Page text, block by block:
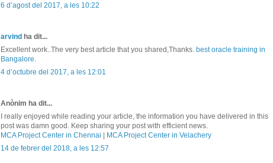
6 d’agost del 2017, a les 10:22
arvind ha dit...
Excellent work..The very best article that you shared,Thanks. best oracle training in
Bangalore.
4 d’octubre del 2017, a les 12:01
Anònim ha dit...
I really enjoyed while reading your article, the information you have delivered in this
post was damn good. Keep sharing your post with efficient news.
MCA Project Center in Chennai | MCA Project Center in Velachery
14 de febrer del 2018, a les 12:57